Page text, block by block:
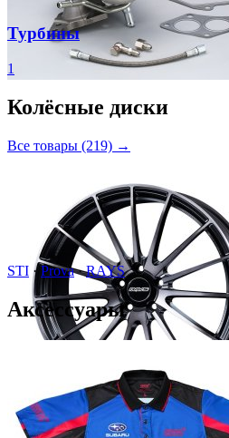
Турбины
1
Колёсные диски
Все товары (219) →
STI · Prova · RAYS
Аксессуары